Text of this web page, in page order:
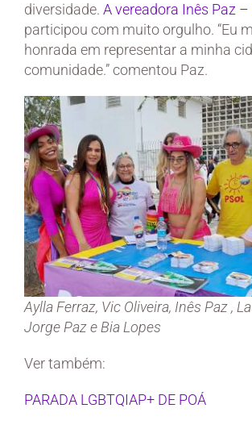
diversidade. A vereadora Inês Paz –
participou com muito orgulho. “Eu
honrada em representar a minha
comunidade.” comentou Paz.
Aylla Ferraz, Vic Oliveira, Inês Paz ,
Jorge Paz e Bia Lopes
Ver também:
PARADA LGBTQIAP+ DE POÁ